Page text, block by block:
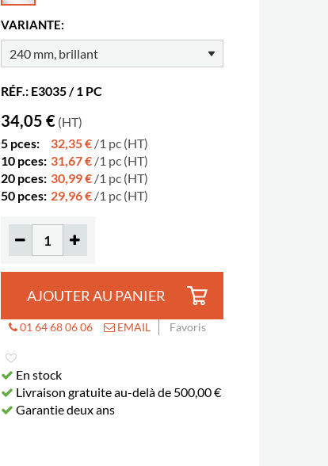
VARIANTE:
RÉF.: E3035 / 1 PC
34,05 € (HT)
5 pces:
32,35 € /1 pc (HT)
10 pces: 31,67 € /1 pc (HT)
20 pces: 30,99 € /1 pc (HT)
50 pces: 29,96 € /1 pc (HT)
AJOUTER AU PANIER
01 64 68 06 06 EMAIL Favoris
En stock
Livraison gratuite au-delà de 500,00 €
Garantie deux ans